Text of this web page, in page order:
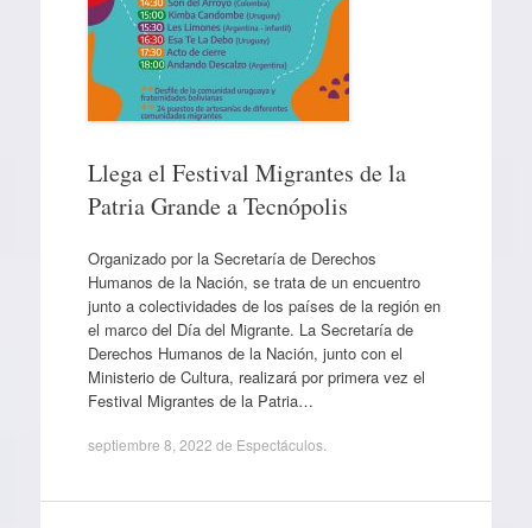
Llega el Festival Migrantes de la
Patria Grande a Tecnópolis
Organizado por la Secretaría de Derechos
Humanos de la Nación, se trata de un encuentro
junto a colectividades de los países de la región en
el marco del Día del Migrante. La Secretaría de
Derechos Humanos de la Nación, junto con el
Ministerio de Cultura, realizará por primera vez el
Festival Migrantes de la Patria…
septiembre 8, 2022 de Espectáculos.